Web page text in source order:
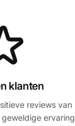
klanten
reviews van
ervaring